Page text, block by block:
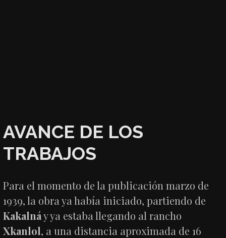
AVANCE DE LOS
TRABAJOS
Para el momento de la publicación marzo de
1939, la obra ya había iniciado, partiendo de
Kakalnáy ya estaba llegando al rancho
Xkanlol, a una distancia aproximada de 16